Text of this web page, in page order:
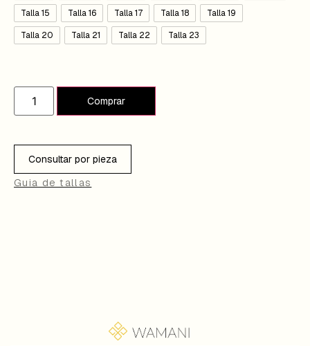
Talla 15
Talla 16 Talla 17 Talla 18
Talla 19
Talla 20
Talla 21 Talla 22 Talla 23
Añadir al carrito
Consultar por pieza
Guia de tallas